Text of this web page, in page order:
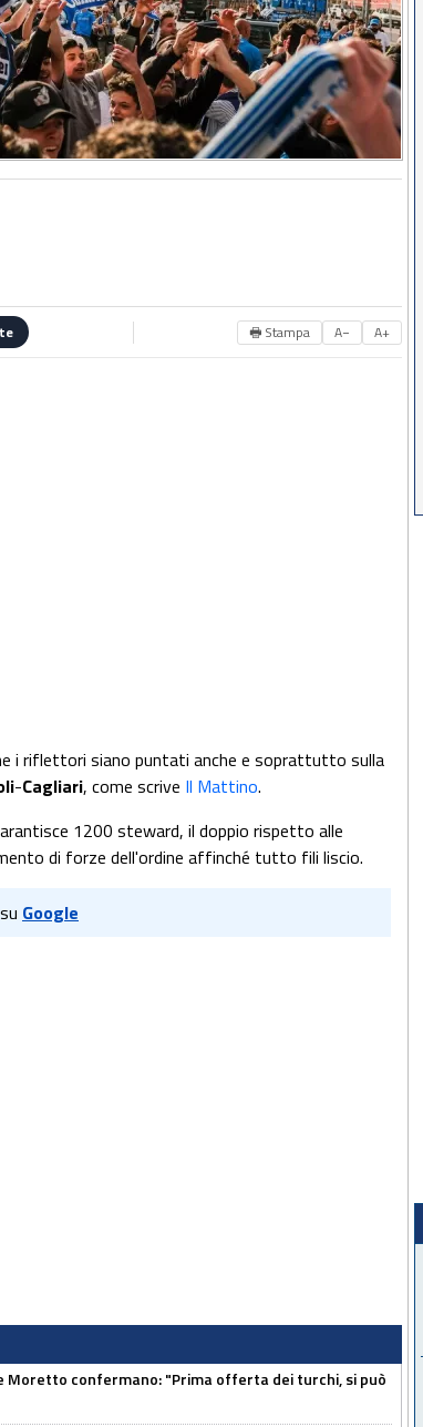
🖶 Stampa A− A+
i riflettori siano puntati anche e soprattutto sulla
-Cagliari, come scrive Il Mattino.
1200 steward, il doppio rispetto alle
di forze dell'ordine affinché tutto fili liscio.
Google
Moretto confermano: "Prima offerta dei turchi, si può